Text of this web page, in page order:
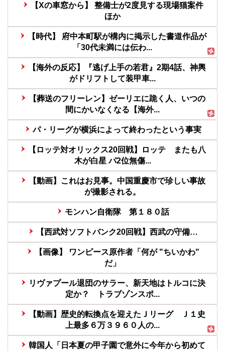
【Xの車窓から】 整備士が2度見する現場猫案件
ほか
【時代】 府中本町駅が構内に掲示した書道作品が
「30代未満には伝わ...
【海外の反応】『逃げ上手の若君』2期4話、神輿
がドリフトして装甲車...
【葬送のフリーレン】ゼーリエに跪く人、いつの
間にかいなくなる【海外...
パ・リーグが横浜によって終わったという事実
【ロッテ対オリックス20回戦】ロッテ またも八
木が白星 パ2位無傷...
【動画】これはお見事。中国重慶市で珍しい事故
が撮影される。
モンハン自衛隊 第１８０話
【西武対ソフトバンク20回戦】西武の守備…
【画像】 ワンピース原作者「何が "ちいかわ"
だ」
リヴァプール退団のサラー、新天地はトルコに決
定か？ トラブゾンスポ...
【動画】歴史的転換点を迎えたＪリーグ Ｊ１史
上最多６万３９６０人の...
韓国人「日本夏の甲子園で意外に今年から初めて